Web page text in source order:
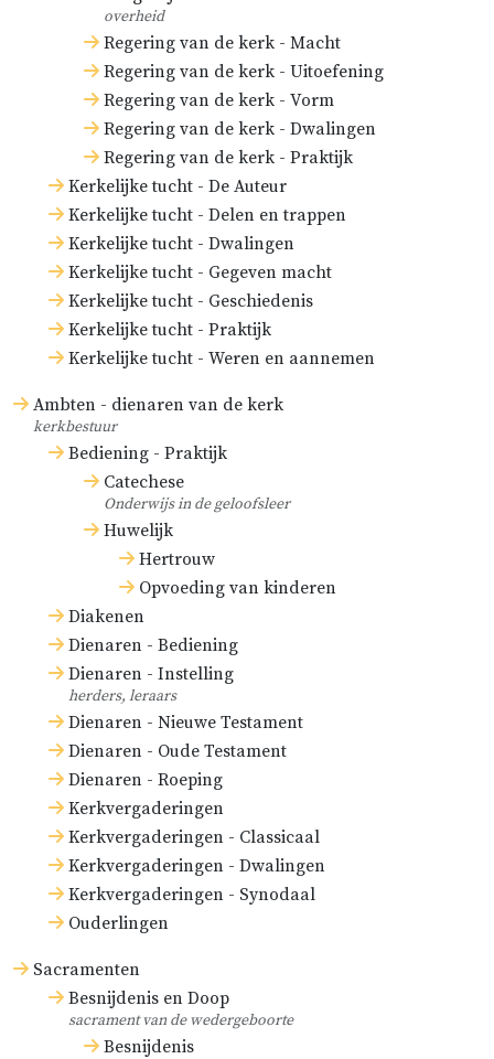
overheid
Regering van de kerk - Macht
Regering van de kerk - Uitoefening
Regering van de kerk - Vorm
Regering van de kerk - Dwalingen
Regering van de kerk - Praktijk
Kerkelijke tucht - De Auteur
Kerkelijke tucht - Delen en trappen
Kerkelijke tucht - Dwalingen
Kerkelijke tucht - Gegeven macht
Kerkelijke tucht - Geschiedenis
Kerkelijke tucht - Praktijk
Kerkelijke tucht - Weren en aannemen
Ambten - dienaren van de kerk
kerkbestuur
Bediening - Praktijk
Catechese
Onderwijs in de geloofsleer
Huwelijk
Hertrouw
Opvoeding van kinderen
Diakenen
Dienaren - Bediening
Dienaren - Instelling
herders, leraars
Dienaren - Nieuwe Testament
Dienaren - Oude Testament
Dienaren - Roeping
Kerkvergaderingen
Kerkvergaderingen - Classicaal
Kerkvergaderingen - Dwalingen
Kerkvergaderingen - Synodaal
Ouderlingen
Sacramenten
Besnijdenis en Doop
sacrament van de wedergeboorte
Besnijdenis